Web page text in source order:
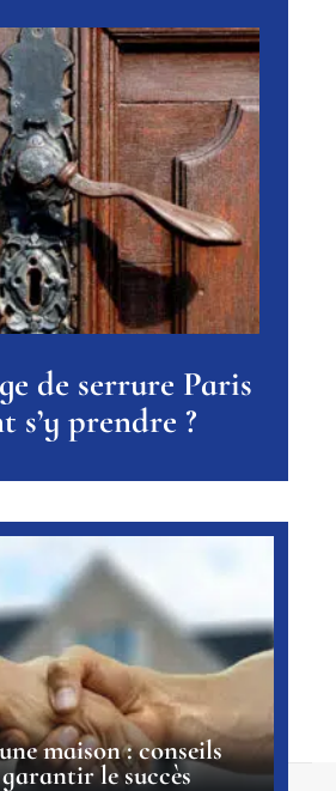
de serrure Paris
s’y prendre ?
maison : conseils
le succès